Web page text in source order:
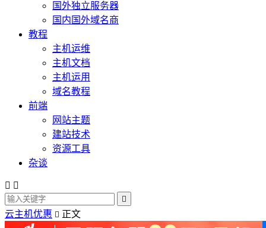
国外独立服务器
国内国外域名商
教程
主机运维
主机文档
主机运用
域名教程
前端
网站主题
建站技术
资源工具
杂谈
 

云主机优惠  正文